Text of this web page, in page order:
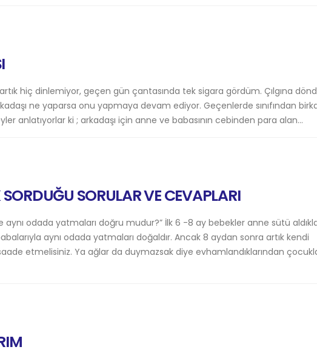
hiç dinlemiyor, geçen gün çantasında tek sigara gördüm. Çılgına
ne yaparsa onu yapmaya devam ediyor. Geçenlerde sınıfından
anlatıyorlar ki ; arkadaşı için anne ve babasının cebinden para alan...
SORULAR VE CEVAPLARI
aynı odada yatmaları doğru mudur?” İlk 6 -8 ay bebekler anne sütü
aynı odada yatmaları doğaldır. Ancak 8 aydan sonra artık kendi
etmelisiniz. Ya ağlar da duymazsak diye evhamlandıklarından